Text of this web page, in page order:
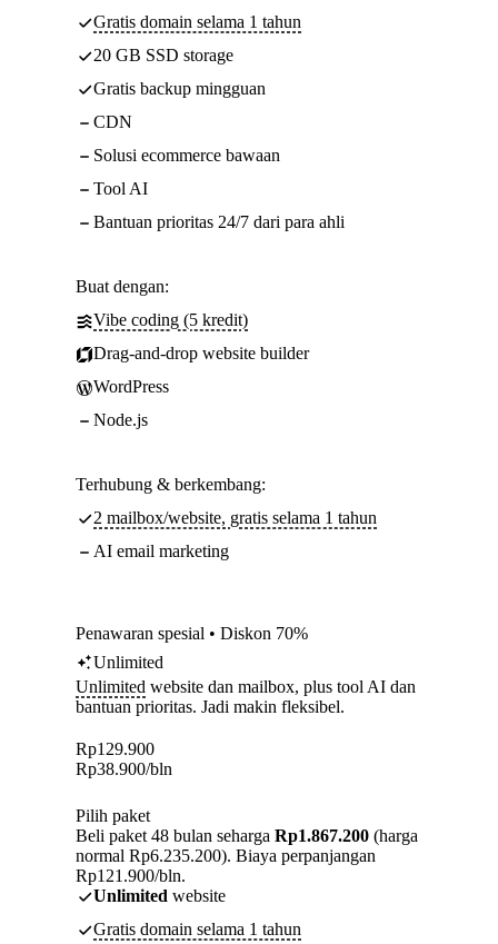
Gratis domain selama 1 tahun
20 GB SSD storage
Gratis backup mingguan
CDN
Solusi ecommerce bawaan
Tool AI
Bantuan prioritas 24/7 dari para ahli
Buat dengan:
Vibe coding (5 kredit)
Drag-and-drop website builder
WordPress
Node.js
Terhubung & berkembang:
2 mailbox/website, gratis selama 1 tahun
AI email marketing
Penawaran spesial • Diskon 70%
Unlimited
Unlimited website dan mailbox, plus tool AI dan
bantuan prioritas. Jadi makin fleksibel.
Rp129.900
Rp38.900/bln
Pilih paket
Beli paket 48 bulan seharga Rp1.867.200 (harga
normal Rp6.235.200). Biaya perpanjangan
Rp121.900/bln.
Unlimited website
Gratis domain selama 1 tahun